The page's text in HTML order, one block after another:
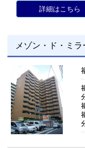
詳細はこちら
メゾン・ド・ミラ